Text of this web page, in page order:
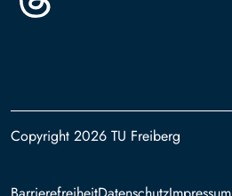
Copyright 2026 TU Freiberg
Footer